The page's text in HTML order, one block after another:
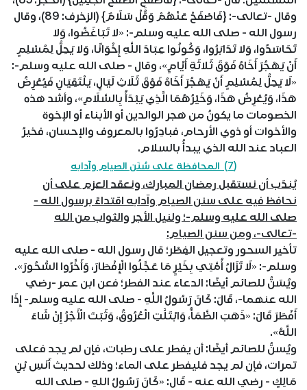
وقال -تعالى-: {فَاصْفَحْ عَنْهُمْ وَقُلْ سَلَامٌ} (الزخرف: 89)، وقال
رسول الله - صلى الله عليه وسلم-: «لا تَبَاغَضُوا، وَلا
تَحَاسَدُوا، وَلا تَدَابَرُوا، وَكُونُوا عِبَادَ اللَّهِ إِخْوَانًا، وَلا يَحِلُّ لِمُسْلِمٍ
أَنْ يَهْجُرَ أَخَاهُ فَوْقَ ثَلاثَةِ أَيَّامٍ»، وقال - صلى الله عليه وسلم-:
«لَا يَحِلُّ لِمُسْلِمٍ أَنْ يَهْجُرَ أَخَاهُ فَوْقَ ثَلَاثِ لَيَالٍ، يَلْتَقِيَانِ فَيُعْرِضُ
هَذَا، وَيُعْرِضُ هَذَا، وَخَيْرُهُمَا الَّذِي يَبْدَأُ بِالسَّلَامِ»، وأشد هذه
الخصومات ما يكونُ من هجر الوالدين أو الأبناء أو الإخوة
والأخوات أو ذوي الأرحام، فبادِرُوا بالمعروف والإحسان، فخيرُ
العباد عند الله الذي يبدأُ بالسلام.
(7) المحافظة على سُنَن الصيام وآدابه
يُندَب أن نستقبل رمضان المبارك، ونعقد العزم على أن
نحافظ فيه على سنن الصيام وآدابه اقتداءً برسول الله -
صلى الله عليه وسلم-؛ ولنيل الأجر والثواب من الله
-تعالى-، ومن سنن الصيام:
تأخير السحور وتعجيل الفِطْر؛ قال رسول الله - صلى الله عليه
وسلم-: «لَا تَزَالُ أُمَّتِي بِخَيْرٍ مَا عَجَّلُوا الْإِفْطَارَ، وَأَخَّرُوا السُّحُورَ».
ويُسَنُّ للصائم أيضًا: الدعاء عند الفطر؛ فعن ابن عمر -رضي
الله عنهما-، قَالَ: كَانَ رَسُولُ اللَّهِ - صلى الله عليه وسلم- إِذَا
أَفْطَرَ قَالَ: «ذَهَبَ الظَّمَأُ، وَابْتَلَّتِ الْعُرُوقُ، وَثَبَتَ الْأَجْرُ إِنْ شَاءَ
اللَّهُ».
ويُسنُّ للصائم أيضًا: أن يفطر على رطبات، فإن لم يجد فعلى
تمرات، فإن لم يجد فليفطر على الماء؛ وذلك لحديث أَنَسِ بْنِ
مَالِكٍ - رضي الله عنه - قَال: «كَانَ رَسُولُ اللهِ - صلى الله